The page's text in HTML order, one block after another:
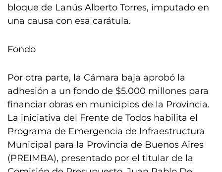
bloque de Lanús Alberto Torres, imputado en
una causa con esa carátula.
Fondo
Por otra parte, la Cámara baja aprobó la
adhesión a un fondo de $5.000 millones para
financiar obras en municipios de la Provincia.
La iniciativa del Frente de Todos habilita el
Programa de Emergencia de Infraestructura
Municipal para la Provincia de Buenos Aires
(PREIMBA), presentado por el titular de la